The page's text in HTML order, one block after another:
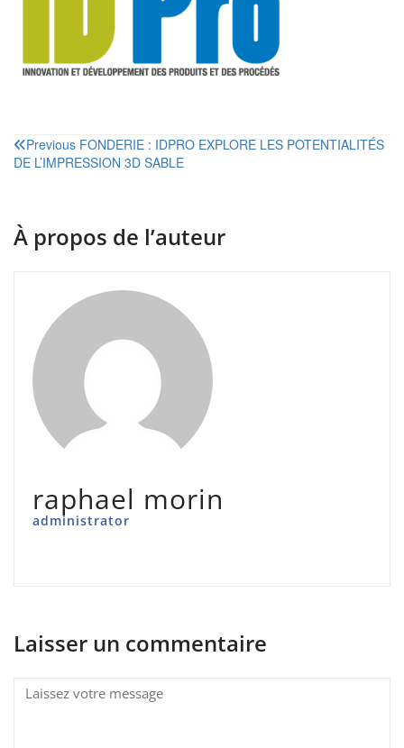
Navigation
de
Previous FONDERIE : IDPRO EXPLORE LES POTENTIALITÉS
DE L’IMPRESSION 3D SABLE
À propos de l’auteur
raphael morin
administrator
Laisser un commentaire